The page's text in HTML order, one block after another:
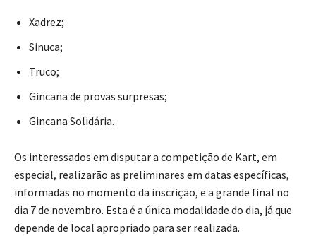
Xadrez;
Sinuca;
Truco;
Gincana de provas surpresas;
Gincana Solidária.
Os interessados em disputar a competição de Kart, em
especial, realizarão as preliminares em datas específicas,
informadas no momento da inscrição, e a grande final no
dia 7 de novembro. Esta é a única modalidade do dia, já que
depende de local apropriado para ser realizada.